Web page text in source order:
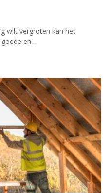
wilt vergroten kan het
goede en…